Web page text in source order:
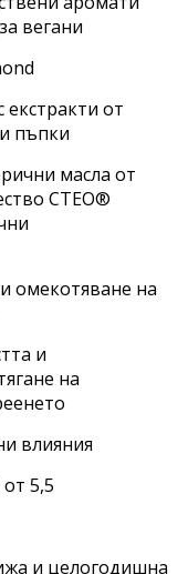
вегани
екстракти от
пъпки
масла от
CTEO®
омекотяване на
и
на
влияния
5,5
и целогодишна